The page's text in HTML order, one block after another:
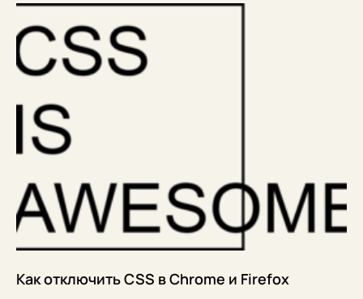
Как отключить CSS в Chrome и Firefox